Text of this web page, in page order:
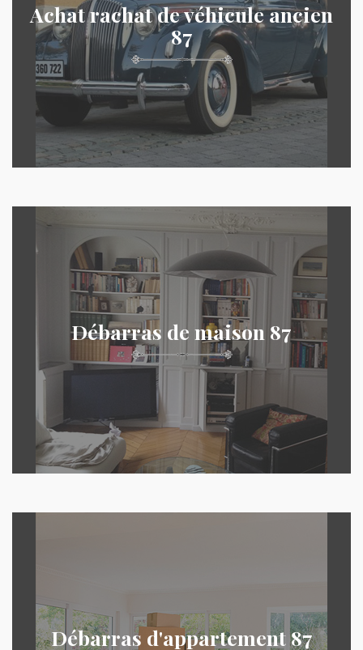
Achat rachat de véhicule ancien
87
Débarras de maison 87
Débarras d'appartement 87